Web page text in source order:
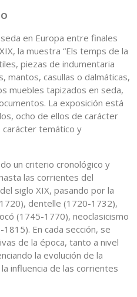
en Europa entre finales
la muestra “Els temps de la
piezas de indumentaria
mantos, casullas o dalmáticas,
muebles tapizados en seda,
La exposición está
ocho de ellos de carácter
temático y
un criterio cronológico y
las corrientes del
siglo XIX, pasando por la
dentelle (1720-1732),
(1745-1770), neoclasicismo
En cada sección, se
de la época, tanto a nivel
la evolución de la
influencia de las corrientes